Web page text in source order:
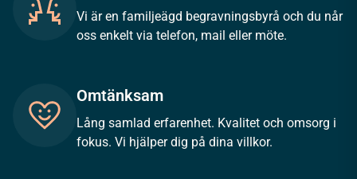
Vi är en familjeägd begravningsbyrå och du når
oss enkelt via telefon, mail eller möte.
Omtänksam
Lång samlad erfarenhet. Kvalitet och omsorg i
fokus. Vi hjälper dig på dina villkor.